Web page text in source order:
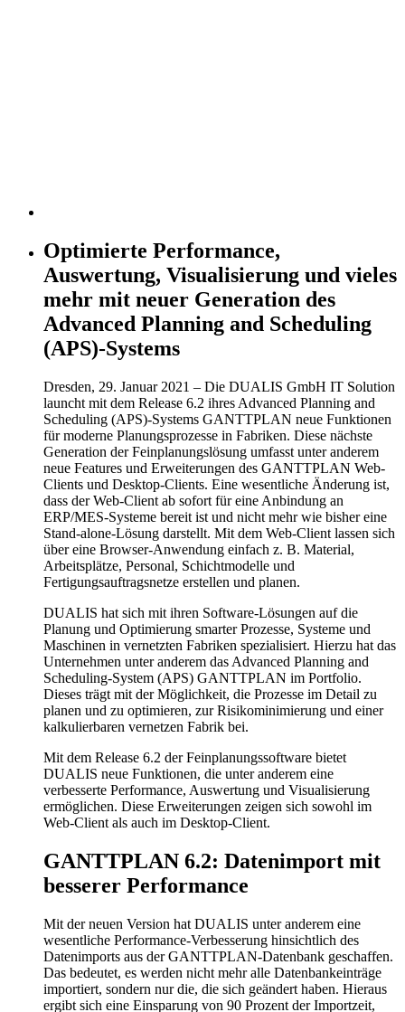
Optimierte Performance,
Auswertung, Visualisierung und vieles
mehr mit neuer Generation des
Advanced Planning and Scheduling
(APS)-Systems
Dresden, 29. Januar 2021 – Die DUALIS GmbH IT Solution
launcht mit dem Release 6.2 ihres Advanced Planning and
Scheduling (APS)-Systems GANTTPLAN neue Funktionen
für moderne Planungsprozesse in Fabriken. Diese nächste
Generation der Feinplanungslösung umfasst unter anderem
neue Features und Erweiterungen des GANTTPLAN Web-
Clients und Desktop-Clients. Eine wesentliche Änderung ist,
dass der Web-Client ab sofort für eine Anbindung an
ERP/MES-Systeme bereit ist und nicht mehr wie bisher eine
Stand-alone-Lösung darstellt. Mit dem Web-Client lassen sich
über eine Browser-Anwendung einfach z. B. Material,
Arbeitsplätze, Personal, Schichtmodelle und
Fertigungsauftragsnetze erstellen und planen.
DUALIS hat sich mit ihren Software-Lösungen auf die
Planung und Optimierung smarter Prozesse, Systeme und
Maschinen in vernetzten Fabriken spezialisiert. Hierzu hat das
Unternehmen unter anderem das Advanced Planning and
Scheduling-System (APS) GANTTPLAN im Portfolio.
Dieses trägt mit der Möglichkeit, die Prozesse im Detail zu
planen und zu optimieren, zur Risikominimierung und einer
kalkulierbaren vernetzen Fabrik bei.
Mit dem Release 6.2 der Feinplanungssoftware bietet
DUALIS neue Funktionen, die unter anderem eine
verbesserte Performance, Auswertung und Visualisierung
ermöglichen. Diese Erweiterungen zeigen sich sowohl im
Web-Client als auch im Desktop-Client.
GANTTPLAN 6.2: Datenimport mit
besserer Performance
Mit der neuen Version hat DUALIS unter anderem eine
wesentliche Performance-Verbesserung hinsichtlich des
Datenimports aus der GANTTPLAN-Datenbank geschaffen.
Das bedeutet, es werden nicht mehr alle Datenbankeinträge
importiert, sondern nur die, die sich geändert haben. Hieraus
ergibt sich eine Einsparung von 90 Prozent der Importzeit,